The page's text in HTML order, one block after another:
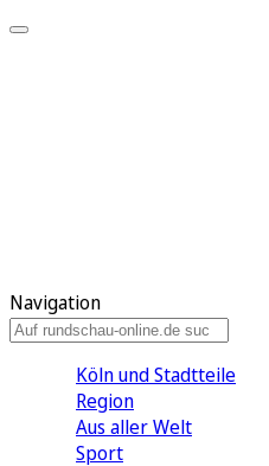
Navigation
Köln und Stadtteile
Region
Aus aller Welt
Sport